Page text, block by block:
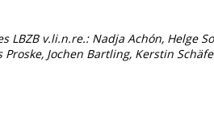
v.li.n.re.: Nadja Achón, Helge
Jochen Bartling, Kerstin